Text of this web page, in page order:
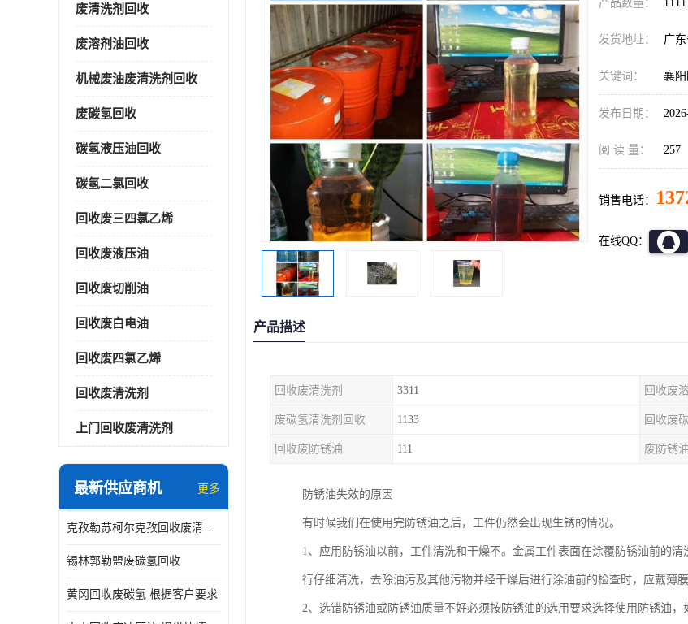
废清洗剂回收
废溶剂油回收
机械废油废清洗剂回收
废碳氢回收
碳氢液压油回收
碳氢二氯回收
回收废三四氯乙烯
回收废液压油
回收废切削油
回收废白电油
回收废四氯乙烯
回收废清洗剂
上门回收废清洗剂
最新供应商机 更多
克孜勒苏柯尔克孜回收废清洗剂
锡林郭勒盟废碳氢回收
黄冈回收废碳氢 根据客户要求
产品数量：
发货地址： 广
关键词： 襄
发布日期：
阅 读 量： 257
销售电话：
在线QQ：
产品描述
回收废清洗剂 3311 回收废
废碳氢清洗剂回收 1133 回收废
回收废防锈油 111 废防锈
防锈油失效的原因
有时候我们在使用完防锈油之后，工件仍然会出现生锈的情况。
1、应用防锈油以前，工件清洗和干燥不。金属工件表面在涂覆防锈油前的
行仔细清洗，去除油污及其他污物并经干燥后进行涂油前的检查时，应戴薄
2、选错防锈油或防锈油质量不好必须按防锈油的选用要求选择使用防锈油